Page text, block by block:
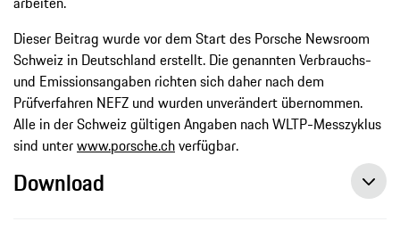
Dieser Beitrag wurde vor dem Start des Porsche Newsroom
Schweiz in Deutschland erstellt. Die genannten Verbrauchs-
und Emissionsangaben richten sich daher nach dem
Prüfverfahren NEFZ und wurden unverändert übernommen.
Alle in der Schweiz gültigen Angaben nach WLTP-Messzyklus
sind unterwww.porsche.chverfügbar.
Download